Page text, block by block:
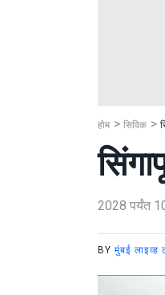
होम सिविक
2028 पर्यंत
BY मुंबई लाइव्ह